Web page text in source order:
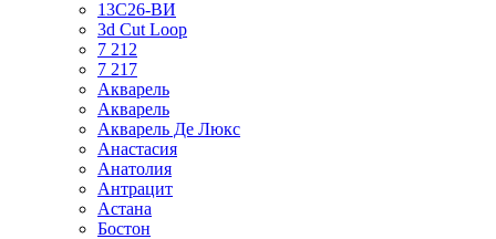
13С26-ВИ
3d Cut Loop
7 212
7 217
Акварель
Акварель
Акварель Де Люкс
Анастасия
Анатолия
Антрацит
Астана
Бостон